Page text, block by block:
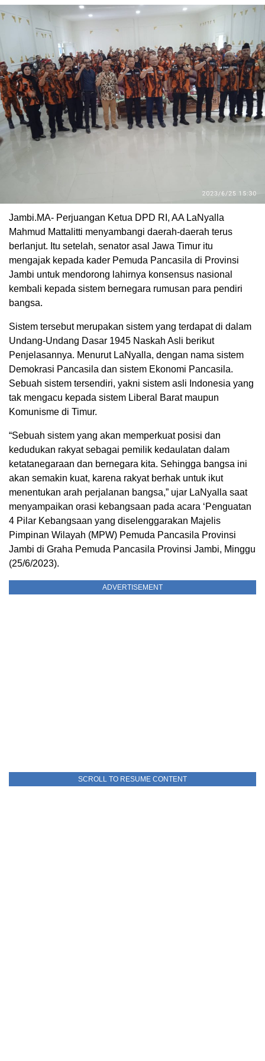
Jambi.MA- Perjuangan Ketua DPD RI, AA LaNyalla
Mahmud Mattalitti menyambangi daerah-daerah terus
berlanjut. Itu setelah, senator asal Jawa Timur itu
mengajak kepada kader Pemuda Pancasila di Provinsi
Jambi untuk mendorong lahirnya konsensus nasional
kembali kepada sistem bernegara rumusan para pendiri
bangsa.
Sistem tersebut merupakan sistem yang terdapat di dalam
Undang-Undang Dasar 1945 Naskah Asli berikut
Penjelasannya. Menurut LaNyalla, dengan nama sistem
Demokrasi Pancasila dan sistem Ekonomi Pancasila.
Sebuah sistem tersendiri, yakni sistem asli Indonesia yang
tak mengacu kepada sistem Liberal Barat maupun
Komunisme di Timur.
“Sebuah sistem yang akan memperkuat posisi dan
kedudukan rakyat sebagai pemilik kedaulatan dalam
ketatanegaraan dan bernegara kita. Sehingga bangsa ini
akan semakin kuat, karena rakyat berhak untuk ikut
menentukan arah perjalanan bangsa,” ujar LaNyalla saat
menyampaikan orasi kebangsaan pada acara ‘Penguatan
4 Pilar Kebangsaan yang diselenggarakan Majelis
Pimpinan Wilayah (MPW) Pemuda Pancasila Provinsi
Jambi di Graha Pemuda Pancasila Provinsi Jambi, Minggu
(25/6/2023).
ADVERTISEMENT
SCROLL TO RESUME CONTENT